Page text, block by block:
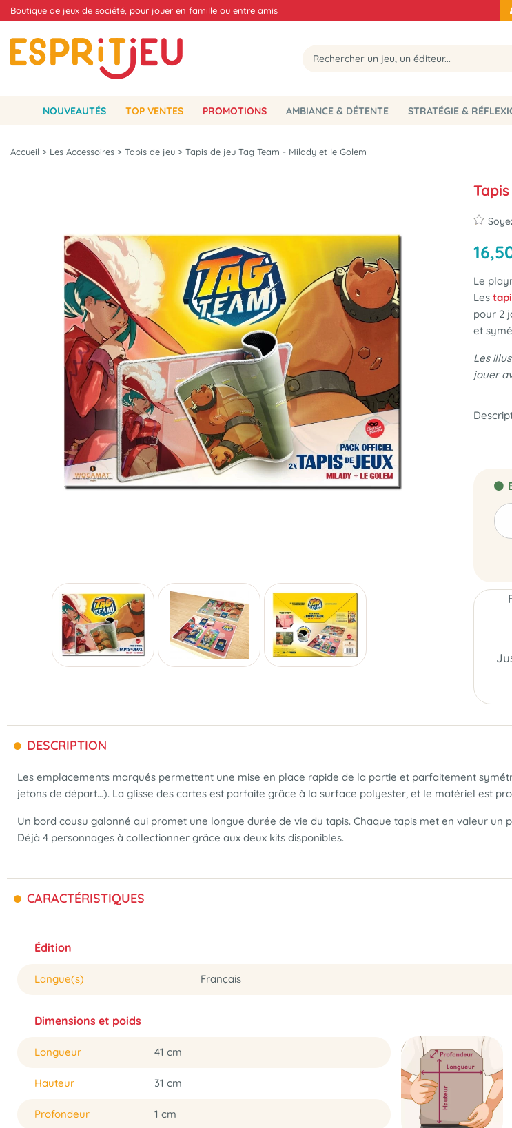
Boutique de jeux de société, pour jouer en famille ou entre amis
NOUVEAUTÉS TOP VENTES PROMOTIONS AMBIANCE & DÉTENTE STRATÉGIE &
Accueil > Les Accessoires > Tapis de jeu > Tapis de jeu Tag Team - Milady et le Golem
16,
Le
Les
pour 2
et
Les
jouer
DESCRIPTION
Les emplacements marqués permettent une mise en place rapide de la partie et parfaitement
jetons de départ…). La glisse des cartes est parfaite grâce à la surface polyester, et le matériel est
Un bord cousu galonné qui promet une longue durée de vie du tapis. Chaque tapis met en valeur
Déjà 4 personnages à collectionner grâce aux deux kits disponibles.
CARACTÉRISTIQUES
Édition
Langue(s) Français
Dimensions et poids
Longueur 41 cm
Hauteur 31 cm
Profondeur 1 cm